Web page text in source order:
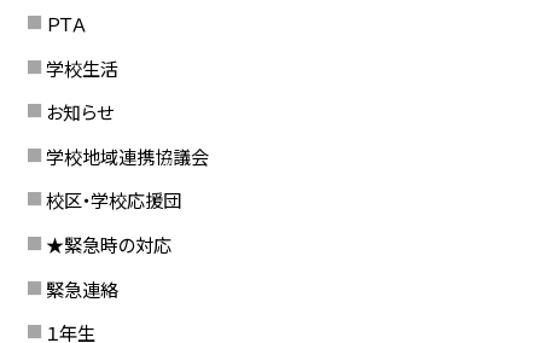
ＰＴＡ
学校生活
お知らせ
学校地域連携協議会
校区・学校応援団
★緊急時の対応
緊急連絡
１年生